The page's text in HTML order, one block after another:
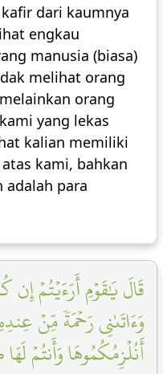
dari kaumnya
engkau
manusia (biasa)
melihat orang
orang
yang lekas
kalian memiliki
kami, bahkan
adalah para
قَالَ يَٰقَوۡمِ أَرَءَيۡتُمۡ
وَءَاتَىٰنِي رَحۡمَةٗ مِّنۡ
أَنُلۡزِمُكُمُوهَا وَأَنتُمۡ